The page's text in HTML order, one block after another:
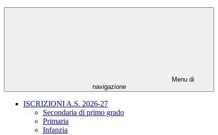
Menu di
navigazione
ISCRIZIONI A.S. 2026-27
Secondaria di primo grado
Primaria
Infanzia